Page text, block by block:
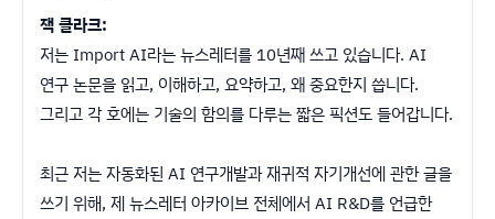
잭 클라크:
저는 Import AI라는 뉴스레터를 10년째 쓰고 있습니다. AI
연구 논문을 읽고, 이해하고, 요약하고, 왜 중요한지 씁니다.
그리고 각 호에는 기술의 함의를 다루는 짧은 픽션도 들어갑니다.
최근 저는 자동화된 AI 연구개발과 재귀적 자기개선에 관한 글을
쓰기 위해, 제 뉴스레터 아카이브 전체에서 AI R&D를 언급한